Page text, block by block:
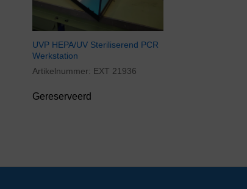
UVP HEPA/UV Steriliserend PCR
Werkstation
Artikelnummer: EXT 21936
Gereserveerd